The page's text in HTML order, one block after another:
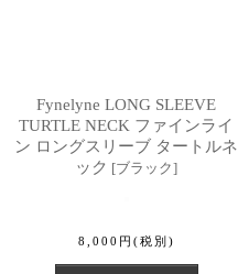
Fynelyne LONG SLEEVE
TURTLE NECK ファインライ
ン ロングスリーブ タートルネ
ック [ブラック]
8,000 円 (税別)